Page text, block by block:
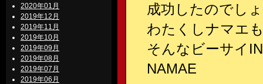
2020年01月
2019年12月
2019年11月
2019年10月
2019年09月
2019年08月
2019年07月
2019年06月
成功したのでし
わたくしナマエ
そんなビーサイ
NAMAE